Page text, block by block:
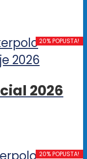
20% POPUSTA!
2026
20% POPUSTA!